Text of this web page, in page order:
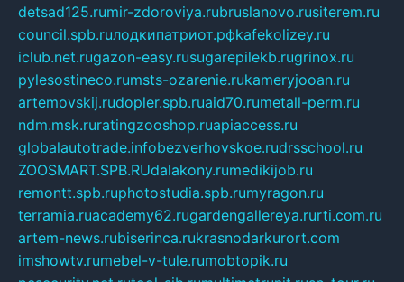
detsad125.rumir-zdoroviya.rubruslanovo.rusiterem.ru
council.spb.ruлодкипатриот.рфkafekolizey.ru
iclub.net.rugazon-easy.rusugarepilekb.rugrinox.ru
pylesostineco.rumsts-ozarenie.rukameryjooan.ru
artemovskij.rudopler.spb.ruaid70.rumetall-perm.ru
ndm.msk.ruratingzooshop.ruapiaccess.ru
globalautotrade.infobezverhovskoe.rudrsschool.ru
ZOOSMART.SPB.RUdalakony.rumedikijob.ru
remontt.spb.ruphotostudia.spb.rumyragon.ru
terramia.ruacademy62.rugardengallereya.rurti.com.ru
artem-news.rubiserinca.rukrasnodarkurort.com
imshowtv.rumebel-v-tule.rumobtopik.ru